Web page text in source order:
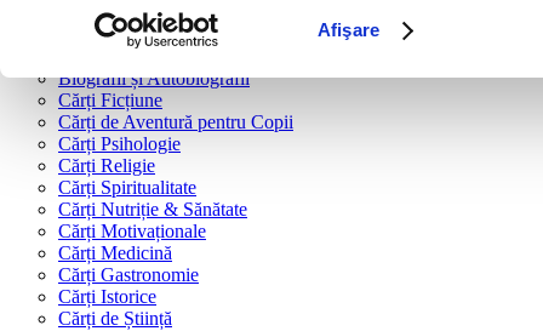
Afişare
Cărți Dezvoltare Personală
Cărți Familie & Cuplu
Biografii și Autobiografii
Cărți Ficțiune
Cărți de Aventură pentru Copii
Cărți Psihologie
Cărți Religie
Cărți Spiritualitate
Cărți Nutriție & Sănătate
Cărți Motivaționale
Cărți Medicină
Cărți Gastronomie
Cărți Istorice
Cărți de Știință